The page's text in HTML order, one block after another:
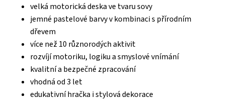
velká motorická deska ve tvaru sovy
jemné pastelové barvy v kombinaci s přírodním
dřevem
více než 10 různorodých aktivit
rozvíjí motoriku, logiku a smyslové vnímání
kvalitní a bezpečné zpracování
vhodná od 3 let
edukativní hračka i stylová dekorace